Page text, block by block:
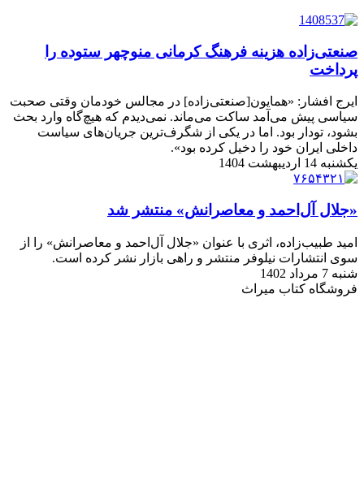
صنعتی‌زاده هزینه فرهنگ کرمانی منوچهر ستوده را
پرداخت
ایرج افشار:‌ «همایون[صنعتی‌زاده] در مجالس خودمان وقتی صحبت
سیاسی پیش می‌آمد ساکت می‌ماند. نمی‌دیدم که هیچ‌گاه وارد بحث
بشود، تودار بود. اما در یکی از شگرف‌ترین جریان‌های سیاست
داخلی ایران خود را دخیل کرده بود».
یکشنبه 14 اردیبهشت 1404
«جلال آل‌احمد و معاصرانش» منتشر شد
امید طبیب‌زاده، اثری با عنوان «جلال آل‌احمد و معاصرانش» را از
سوی انتشارات نیلوفر منتشر و راهی بازار نشر کرده است.
شنبه 7 مرداد 1402
فروشگاه کتاب میراث